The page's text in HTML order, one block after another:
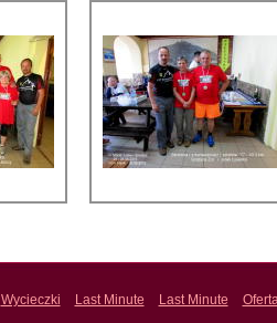
Wycieczki Last Minute Last Minute